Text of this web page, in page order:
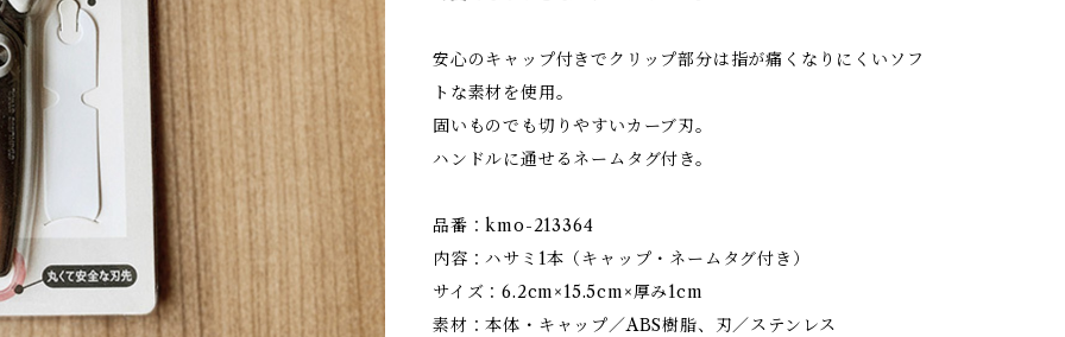
安心のキャップ付きでクリップ部分は指が痛くなりにくいソフ
トな素材を使用。
固いものでも切りやすいカーブ刃。
ハンドルに通せるネームタグ付き。
品番：kmo-213364
内容：ハサミ1本（キャップ・ネームタグ付き）
サイズ：6.2cm×15.5cm×厚み1cm
素材：本体・キャップ／ABS樹脂、刃／ステンレス